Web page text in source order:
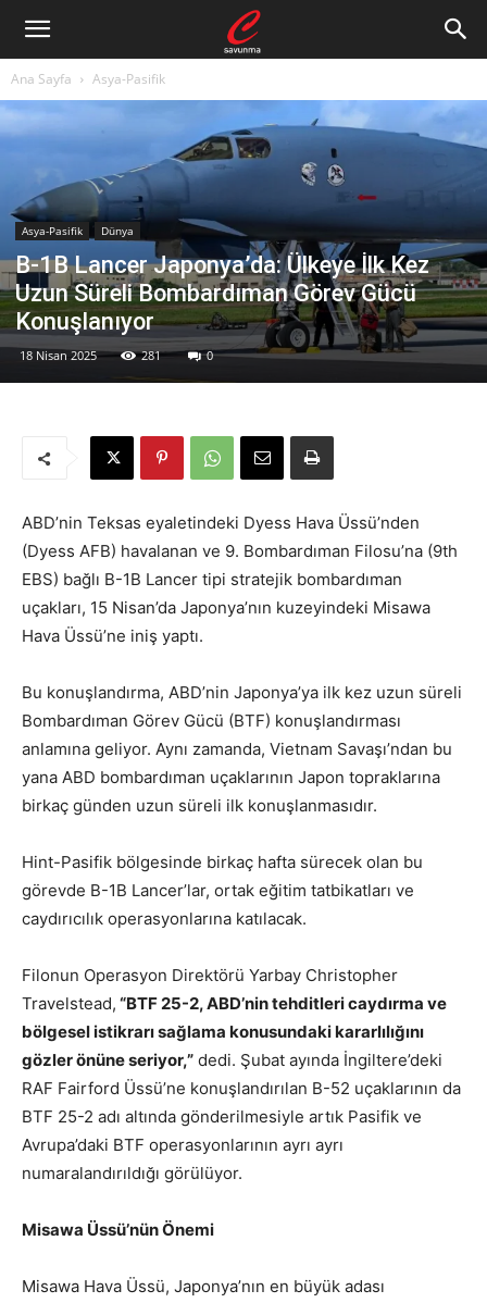
Ana Sayfa Asya-Pasifik
Asya-Pasifik Dünya
B-1B Lancer Japonya’da: Ülkeye İlk Kez
Uzun Süreli Bombardıman Görev Gücü
Konuşlanıyor
18 Nisan 2025 281 0
ABD’nin Teksas eyaletindeki Dyess Hava Üssü’nden
(Dyess AFB) havalanan ve 9. Bombardıman Filosu’na (9th
EBS) bağlı B-1B Lancer tipi stratejik bombardıman
uçakları, 15 Nisan’da Japonya’nın kuzeyindeki Misawa
Hava Üssü’ne iniş yaptı.
Bu konuşlandırma, ABD’nin Japonya’ya ilk kez uzun süreli
Bombardıman Görev Gücü (BTF) konuşlandırması
anlamına geliyor. Aynı zamanda, Vietnam Savaşı’ndan bu
yana ABD bombardıman uçaklarının Japon topraklarına
birkaç günden uzun süreli ilk konuşlanmasıdır.
Hint-Pasifik bölgesinde birkaç hafta sürecek olan bu
görevde B-1B Lancer’lar, ortak eğitim tatbikatları ve
caydırıcılık operasyonlarına katılacak.
Filonun Operasyon Direktörü Yarbay Christopher
Travelstead, “BTF 25-2, ABD’nin tehditleri caydırma ve
bölgesel istikrarı sağlama konusundaki kararlılığını
gözler önüne seriyor,” dedi. Şubat ayında İngiltere’deki
RAF Fairford Üssü’ne konuşlandırılan B-52 uçaklarının da
BTF 25-2 adı altında gönderilmesiyle artık Pasifik ve
Avrupa’daki BTF operasyonlarının ayrı ayrı
numaralandırıldığı görülüyor.
Misawa Üssü’nün Önemi
Misawa Hava Üssü, Japonya’nın en büyük adası